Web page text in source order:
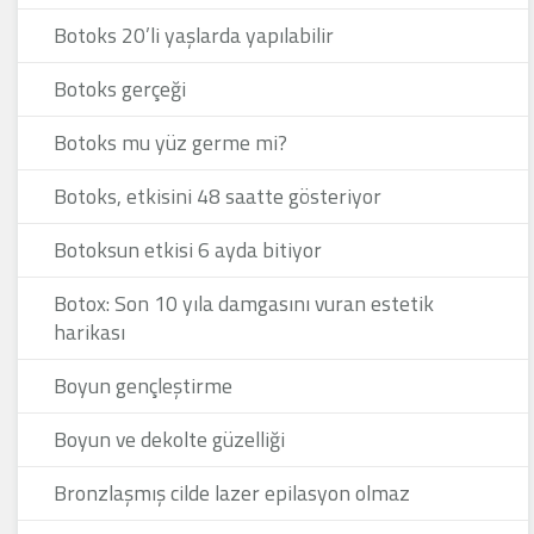
Botoks 20’li yaşlarda yapılabilir
Botoks gerçeği
Botoks mu yüz germe mi?
Botoks, etkisini 48 saatte gösteriyor
Botoksun etkisi 6 ayda bitiyor
Botox: Son 10 yıla damgasını vuran estetik
harikası
Boyun gençleştirme
Boyun ve dekolte güzelliği
Bronzlaşmış cilde lazer epilasyon olmaz